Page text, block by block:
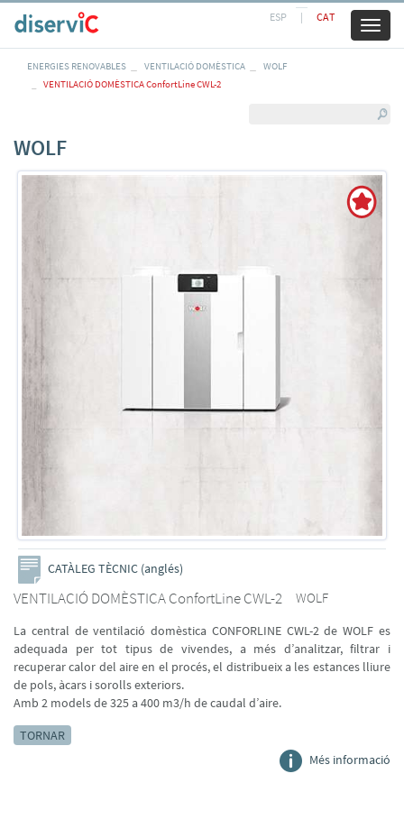
ESP | CAT
ENERGIES RENOVABLES VENTILACIÓ DOMÈSTICA
WOLF
VENTILACIÓ DOMÈSTICA ConfortLine CWL-2
WOLF
CATÀLEG TÈCNIC (anglés)
VENTILACIÓ DOMÈSTICA ConfortLine CWL-2 WOLF
La central de ventilació domèstica CONFORLINE CWL-2 de WOLF es
adequada per tot tipus de vivendes, a més d’analitzar, filtrar i
recuperar calor del aire en el procés, el distribueix a les estances lliure
de pols, àcars i sorolls exteriors.
Amb 2 models de 325 a 400 m3/h de caudal d’aire.
TORNAR
Més informació